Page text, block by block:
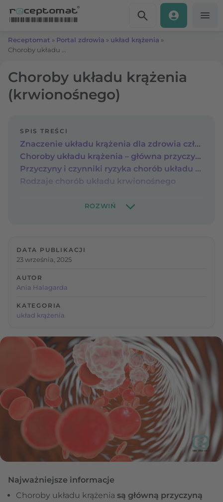
Receptomat » Portal zdrowia » układ krążenia »
Choroby układu krążenia
(krwionośnego)
SPIS TREŚCI
Znaczenie układu krążenia dla zdrowia człowieka
Choroby układu krążenia – główna przyczyna zgonów
Przyczyny i czynniki ryzyka chorób układu krwionośnego
Rodzaje chorób układu krwionośnego
DATA PUBLIKACJI
23 września, 2025
AUTOR
Ania Halagarda
KATEGORIA
układ krążenia
Najważniejsze informacje
Choroby układu krążenia są główną przyczyną